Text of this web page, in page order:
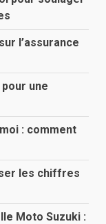
l’assurance
une
: comment
les chiffres
Moto Suzuki :